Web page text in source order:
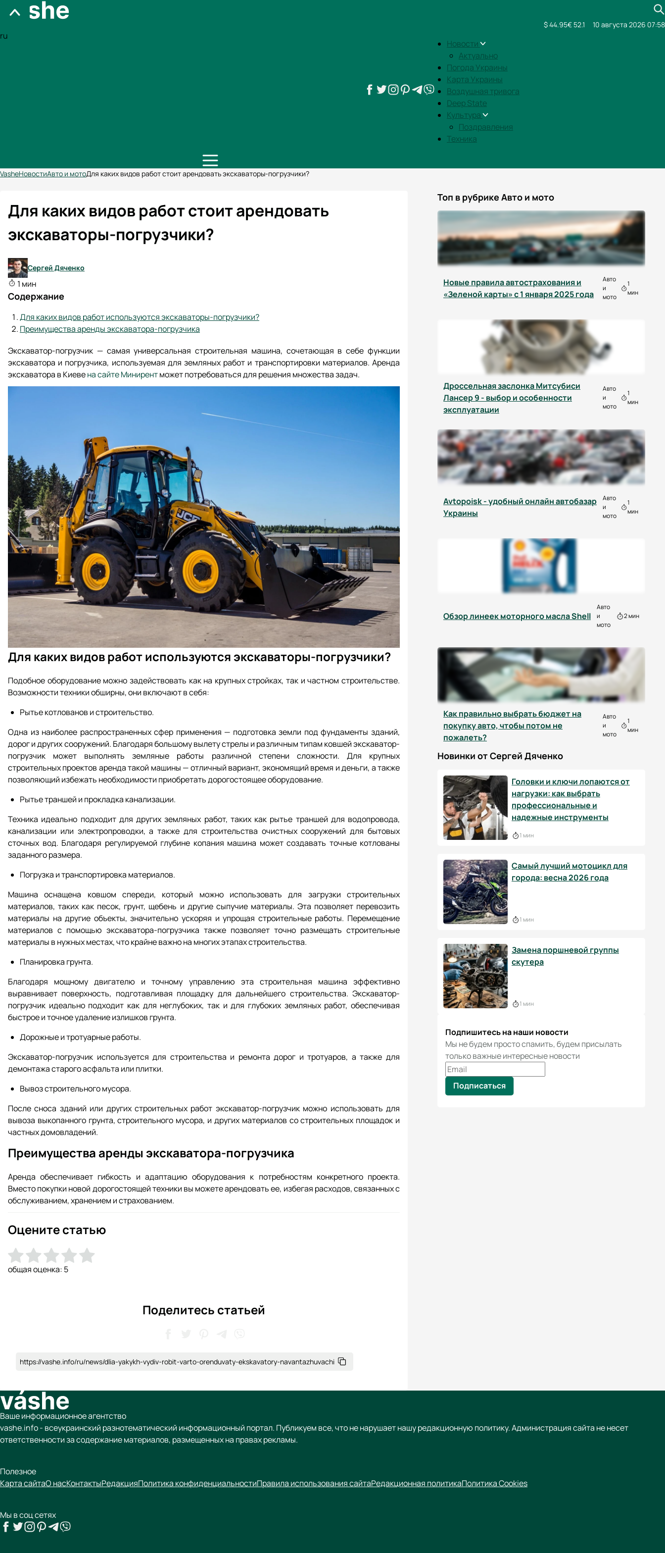
ru
Новости
Актуально
Погода Украины
Карта Украины
Воздушная тривога
Deep State
Культура
Поздравления
Техника
$ 44.95€ 52.1 10 августа 2026 07:58
VasheНовостиАвто и мотоДля каких видов работ стоит арендовать экскаваторы-погрузчики?
Для каких видов работ стоит арендовать
экскаваторы-погрузчики?
Сергей Дяченко
1 мин
Содержание
Для каких видов работ используются экскаваторы-погрузчики?
Преимущества аренды экскаватора-погрузчика
Экскаватор-погрузчик — самая универсальная строительная машина, сочетающая в себе функции
экскаватора и погрузчика, используемая для земляных работ и транспортировки материалов. Аренда
экскаватора в Киевена сайте Минирентможет потребоваться для решения множества задач.
Для каких видов работ используются экскаваторы-погрузчики?
Подобное оборудование можно задействовать как на крупных стройках, так и частном строительстве.
Возможности техники обширны, они включают в себя:
Рытье котлованов и строительство.
Одна из наиболее распространенных сфер применения — подготовка земли под фундаменты зданий,
дорог и других сооружений. Благодаря большому вылету стрелы и различным типам ковшей экскаватор-
погрузчик может выполнять земляные работы различной степени сложности. Для крупных
строительных проектов аренда такой машины — отличный вариант, экономящий время и деньги, а также
позволяющий избежать необходимости приобретать дорогостоящее оборудование.
Рытье траншей и прокладка канализации.
Техника идеально подходит для других земляных работ, таких как рытье траншей для водопровода,
канализации или электропроводки, а также для строительства очистных сооружений для бытовых
сточных вод. Благодаря регулируемой глубине копания машина может создавать точные котлованы
заданного размера.
Погрузка и транспортировка материалов.
Машина оснащена ковшом спереди, который можно использовать для загрузки строительных
материалов, таких как песок, грунт, щебень и другие сыпучие материалы. Эта позволяет перевозить
материалы на другие объекты, значительно ускоряя и упрощая строительные работы. Перемещение
материалов с помощью экскаватора-погрузчика также позволяет точно размещать строительные
материалы в нужных местах, что крайне важно на многих этапах строительства.
Планировка грунта.
Благодаря мощному двигателю и точному управлению эта строительная машина эффективно
выравнивает поверхность, подготавливая площадку для дальнейшего строительства. Экскаватор-
погрузчик идеально подходит как для неглубоких, так и для глубоких земляных работ, обеспечивая
быстрое и точное удаление излишков грунта.
Дорожные и тротуарные работы.
Экскаватор-погрузчик используется для строительства и ремонта дорог и тротуаров, а также для
демонтажа старого асфальта или плитки.
Вывоз строительного мусора.
После сноса зданий или других строительных работ экскаватор-погрузчик можно использовать для
вывоза выкопанного грунта, строительного мусора, и других материалов со строительных площадок и
частных домовладений.
Преимущества аренды экскаватора-погрузчика
Аренда обеспечивает гибкость и адаптацию оборудования к потребностям конкретного проекта.
Вместо покупки новой дорогостоящей техники вы можете арендовать ее, избегая расходов, связанных с
обслуживанием, хранением и страхованием.
Оцените статью
общая оценка: 5
Поделитесь статьей
https://vashe.info/ru/news/dlia-yakykh-vydiv-robit-varto-orenduvaty-ekskavatory-navantazhuvachi
Топ в рубрике Авто и мото
Новые правила автострахования и
«Зеленой карты» с 1 января 2025 года
Авто
и
мото
1
мин
Дроссельная заслонка Митсубиси
Лансер 9 - выбор и особенности
эксплуатации
Авто
и
мото
1
мин
Avtopoisk - удобный онлайн автобазар
Украины
Авто
и
мото
1
мин
Обзор линеек моторного масла Shell
Авто
и
мото
2 мин
Как правильно выбрать бюджет на
покупку авто, чтобы потом не
пожалеть?
Авто
и
мото
1
мин
Новинки от Сергей Дяченко
Головки и ключи лопаются от
нагрузки: как выбрать
профессиональные и
надежные инструменты
1 мин
Самый лучший мотоцикл для
города: весна 2026 года
1 мин
Замена поршневой группы
скутера
1 мин
Подпишитесь на наши новости
Мы не будем просто спамить, будем присылать
только важные интересные новости
Подписаться
Ваше информационное агентство
vashe.info - всеукраинский разнотематический информационный портал. Публикуем все, что не нарушает нашу редакционную политику. Администрация сайта не несет
ответственности за содержание материалов, размещенных на правах рекламы.
Полезное
Карта сайтаО насКонтактыРедакцияПолитика конфиденциальностиПравила использования сайтаРедакционная политикаПолитика Cookies
Мы в соц сетях